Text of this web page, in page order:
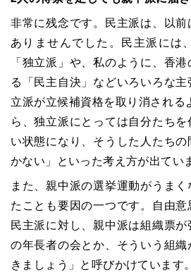
非常に残念です。民主派は、以
ありませんでした。民主派には
「独立派」や、私のように、香
る「民主自決」などいろいろな
立派が立候補資格を取り消される
ら、独立派にとっては自分たち
い状態になり、そうした人たち
かない」といった考え方が出てい
また、親中派の選挙運動がうま
たことも要因の一つです。自由
民主派に対し、親中派は組織票
の年長者の会とか、そういう組
きましょう」と呼びかけています。